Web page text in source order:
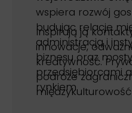
wspiera rozwój
budując relacje
administracją i
biznesu oraz
przedsiębiorcami
rynkiem.
Inspirują ją
innowacje,
kreatywność.
podróże